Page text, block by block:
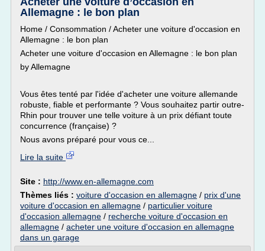
Allemagne : le bon plan
Home / Consommation / Acheter une voiture d'occasion en
Allemagne : le bon plan
Acheter une voiture d'occasion en Allemagne : le bon plan
by Allemagne
Vous êtes tenté par l'idée d'acheter une voiture allemande
robuste, fiable et performante ? Vous souhaitez partir outre-
Rhin pour trouver une telle voiture à un prix défiant toute
concurrence (française) ?
Nous avons préparé pour vous ce...
Lire la suite
Site : http://www.en-allemagne.com
Thèmes liés : voiture d'occasion en allemagne / prix d'une
voiture d'occasion en allemagne / particulier voiture
d'occasion allemagne / recherche voiture d'occasion en
allemagne / acheter une voiture d'occasion en allemagne
dans un garage